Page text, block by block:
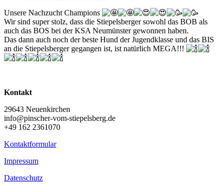
Unsere Nachzucht Champions
Wir sind super stolz, dass die Stiepelsberger sowohl das BOB als
auch das BOS bei der KSA Neumünster gewonnen haben.
Das dann auch noch der beste Hund der Jugendklasse und das BIS
an die Stiepelsberger gegangen ist, ist natürlich MEGA!!!
Kontakt
29643 Neuenkirchen
info@pinscher-vom-stiepelsberg.de
+49 162 2361070
Kontaktformular
Impressum
Datenschutz